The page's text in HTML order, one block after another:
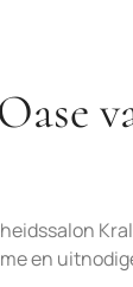
en